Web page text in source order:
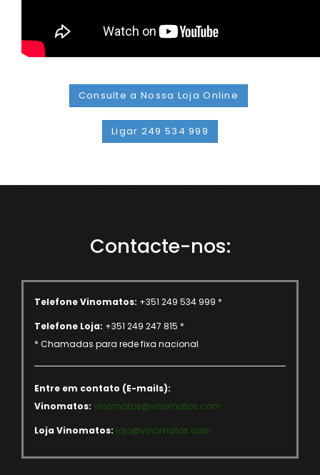
Consulte a Nossa Loja Online
Ligar 249 534 999
Contacte-nos:
Telefone Vinomatos: +351 249 534 999 *
Telefone Loja: +351 249 247 815 *
* Chamadas para rede fixa nacional
Entre em contato (E-mails):
Vinomatos: vinomatos@vinomatos.com
Loja Vinomatos: loja@vinomatos.com